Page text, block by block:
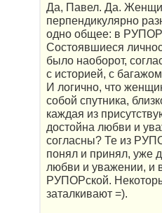
Да, Павел. Да.
перпендикулярно
одно общее: в
Состоявшиеся
было наоборот,
с историей, с
И логично, что
собой спутника,
каждая из
достойна любви и
согласны? Те из
понял и принял, уже
любви и уважении, и
РУПОРской.
заталкивают =).